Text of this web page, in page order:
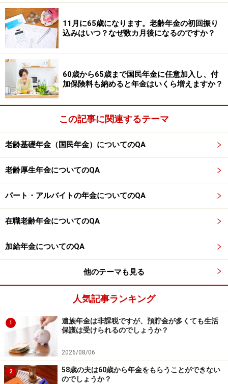
年金は年間100万円ほどで、アルバイト年収70万円
ほどあります。確定申告は必要ですか？
※記事内容は執筆時点のものです。最新の内容をご確認くださ
い。
本記事の内容は一般的な情報提供を目的としており、特定の金融
商品や投資行動を推奨するものではありません。
投資や資産運用に関する最終的なご判断はご自身の責任において
行ってください。
が、その内容を保証するものではなく、これに基づく損失・損害
の公式情報をご確認ください。
【編集部からのお知らせ】
・「家計」について、アンケート（2026/8/31まで）を実施
中です！
※抽選で20名にAmazonギフト券1000円分プレゼント
※謝礼付きの限定アンケートやモニター企画に参加が可能に
なります
11月に65歳になります。老齢年金の初回振り
込みはいつ？なぜ数カ月後になるのですか？
60歳から65歳まで国民年金に任意加入し、付
加保険料も納めると年金はいくら増えますか？
この記事に関連するテーマ
老齢基礎年金（国民年金）についてのQA
老齢厚生年金についてのQA
パート・アルバイトの年金についてのQA
在職老齢年金についてのQA
加給年金についてのQA
他のテーマも見る
人気記事ランキング
1
遺族年金は非課税ですが、預貯金が多くても生活
保護は受けられるのでしょうか？
2026/08/06
2
58歳の夫は60歳から年金をもらうことができない
のでしょうか？